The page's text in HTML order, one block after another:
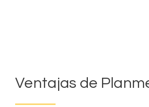
Ventajas de